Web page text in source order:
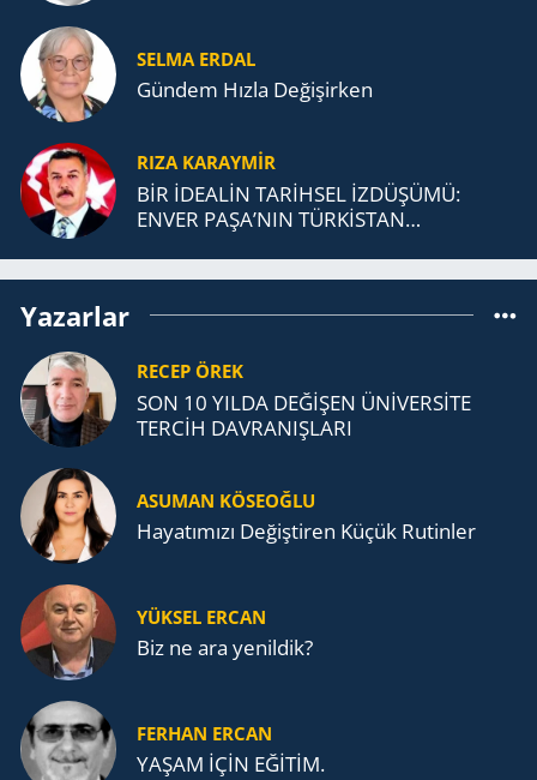
SELMA ERDAL
Gündem Hızla Değişirken
RIZA KARAYMIR
BİR İDEALİN TARİHSEL İZDÜŞÜMÜ:
ENVER PAŞA’NIN TÜRKİSTAN
Yazarlar
RECEP ÖREK
SON 10 YILDA DEĞİŞEN ÜNİVERSİTE
TERCİH DAVRANIŞLARI
ASUMAN KÖSEOĞLU
Ha­ya­tı­mı­zı De­ğiş­ti­ren Küçük Ru­tin­ler
YÜKSEL ERCAN
Biz ne ara yenildik?
FERHAN ERCAN
YAŞAM İÇİN EĞİTİM.